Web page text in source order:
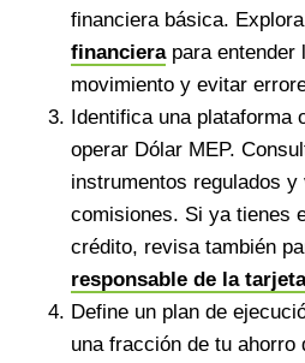
financiera básica.
financierapara entender
movimiento y evitar
Identifica una plataforma
operar Dólar MEP.
instrumentos regulados
comisiones. Si ya tienes
crédito, revisa también
responsable de la
Define un plan de
una fracción de tu ahorro